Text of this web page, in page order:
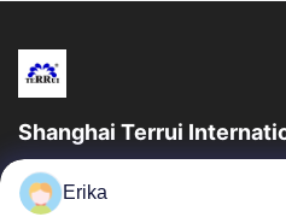
Shanghai Terrui
บริษัท ซางไฮ่ เทอร์รูอิ อินเตอร์เนชั่
Terrui International Trade Co.,
Erika